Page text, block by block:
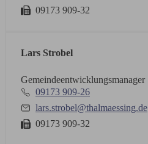
09173 909-32
Lars Strobel
Gemeindeentwicklungsmanager
09173 909-26
lars.strobel@thalmaessing.de
09173 909-32